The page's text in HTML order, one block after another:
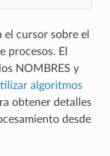
cursor sobre el
procesos. El
NOMBRES y
algoritmos
obtener detalles
desde